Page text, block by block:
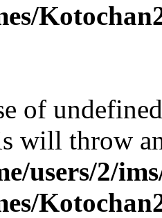
of
will throw
users/2/